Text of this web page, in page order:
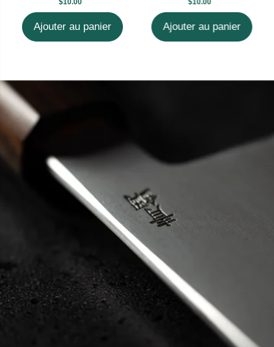
$10.00
Ajouter au panier
$10.00
Ajouter au panier